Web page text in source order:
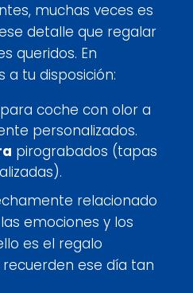
muchas veces es
detalle que regalar
queridos. En
a tu disposición:
para coche con olor a
personalizados.
pirograbados (tapas
relacionado
emociones y los
es el regalo
ese día tan